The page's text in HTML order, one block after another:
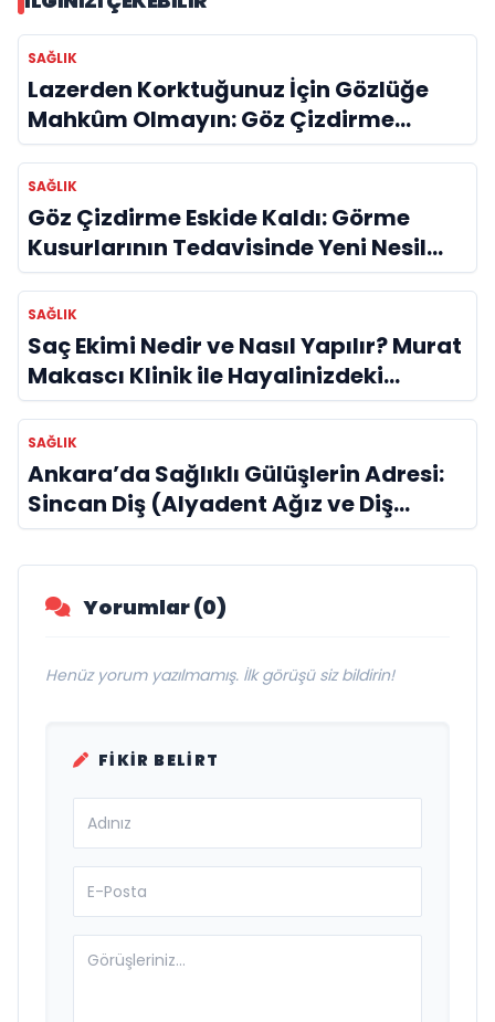
SAĞLIK
Lazerden Korktuğunuz İçin Gözlüğe
Mahkûm Olmayın: Göz Çizdirme
Eskide Kaldı
SAĞLIK
Göz Çizdirme Eskide Kaldı: Görme
Kusurlarının Tedavisinde Yeni Nesil
Lazer Dönemi
SAĞLIK
Saç Ekimi Nedir ve Nasıl Yapılır? Murat
Makascı Klinik ile Hayalinizdeki
Saçlara Kavuşun
SAĞLIK
Ankara’da Sağlıklı Gülüşlerin Adresi:
Sincan Diş (Alyadent Ağız ve Diş
Sağlığı Polikliniği)
Yorumlar (0)
Henüz yorum yazılmamış. İlk görüşü siz bildirin!
FIKIR BELIRT